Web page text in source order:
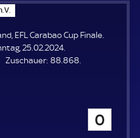
.
.EFL Carabao Cup Finale.
25.02.2024.
Zuschauer: Z
88.868.
0